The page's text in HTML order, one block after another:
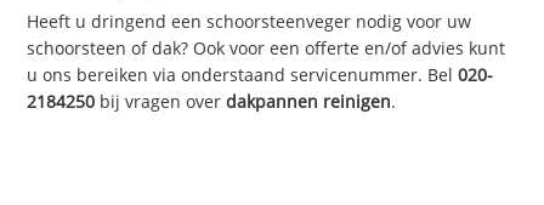
Heeft u dringend een schoorsteenveger nodig voor uw
schoorsteen of dak? Ook voor een offerte en/of advies kunt
u ons bereiken via onderstaand servicenummer. Bel020-
2184250 bij vragen overdakpannen reinigen.